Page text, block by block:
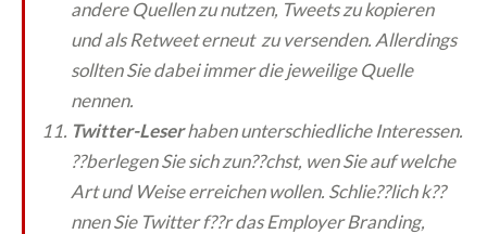
andere Quellen zu nutzen, Tweets zu kopieren
und als Retweet erneut zu versenden. Allerdings
sollten Sie dabei immer die jeweilige Quelle
nennen.
Twitter-Leserhaben unterschiedliche Interessen.
??berlegen Sie sich zun??chst, wen Sie auf welche
Art und Weise erreichen wollen. Schlie??lich k??
nnen Sie Twitter f??r das Employer Branding,